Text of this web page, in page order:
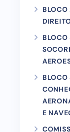
BLOCO
BLOCO
E